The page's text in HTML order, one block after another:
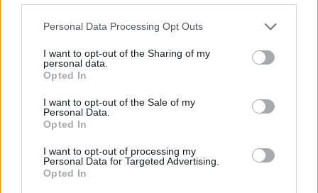
Personal Data Processing Opt Outs
I want to opt-out of the Sharing of my
personal data.
Opted In
I want to opt-out of the Sale of my
Personal Data.
Opted In
I want to opt-out of processing my
Personal Data for Targeted Advertising.
Opted In
Portfolio.hu teljes cikkarchívum
Kötéslisták: BÉT elmúlt 2 év napon belüli
MÁR ELŐFIZETŐNK VAGY?